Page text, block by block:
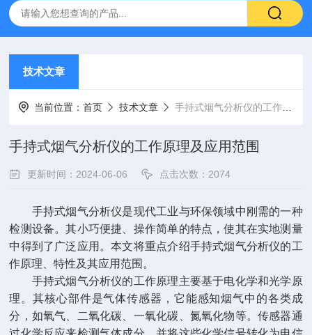
技术文章
当前位置：首页 技术文章 手持式烟气分析仪的工作原理及应用范围
手持式烟气分析仪的工作原理及应用范围
更新时间：2024-06-06 点击次数：2074
手持式烟气分析仪是现代工业与环保领域中刚需的一种
检测设备。其小巧便捷、操作简单的特点，使其在实地测量
中得到了广泛应用。本文将重点介绍手持式烟气分析仪的工
作原理、特性及其应用范围。
手持式烟气分析仪的工作原理主要基于电化学和光学原
理。其核心部件是气体传感器，它能感知烟气中的各类成
分，如氧气、二氧化碳、一氧化碳、氮氧化物等。传感器通